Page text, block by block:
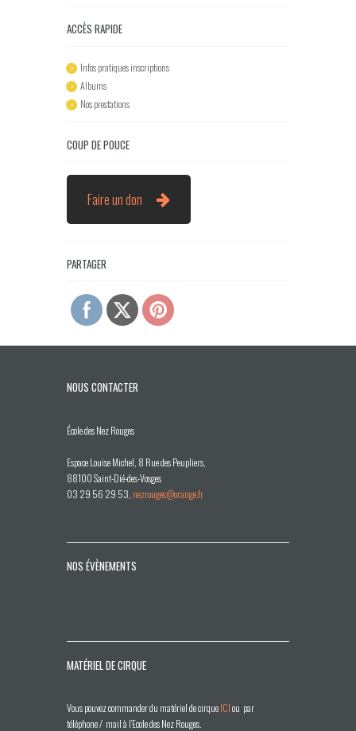
ACCÈS RAPIDE
Infos pratiques inscriptions
Albums
Nos prestations
COUP DE POUCE
Faire un don
PARTAGER
NOUS CONTACTER
École des Nez Rouges
Espace Louise Michel, 8 Rue des Peupliers,
88100 Saint-Dié-des-Vosges
03 29 56 29 53, nezrouges@orange.fr
NOS ÉVÈNEMENTS
MATÉRIEL DE CIRQUE
Vous pouvez commander du matériel de cirqueICIou par
téléphone / mail à l’Ecole des Nez Rouges.